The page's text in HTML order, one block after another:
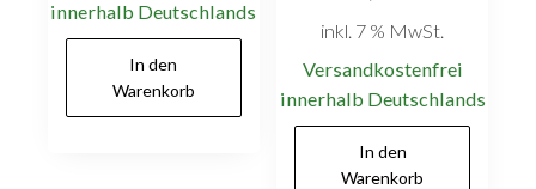
innerhalb Deutschlands
In den
Warenkorb
inkl. 7 % MwSt.
Versandkostenfrei
innerhalb Deutschlands
In den
Warenkorb